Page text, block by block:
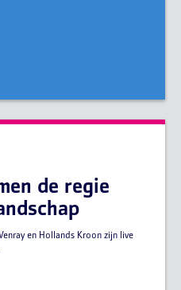
de regie
en Hollands Kroon zijn live